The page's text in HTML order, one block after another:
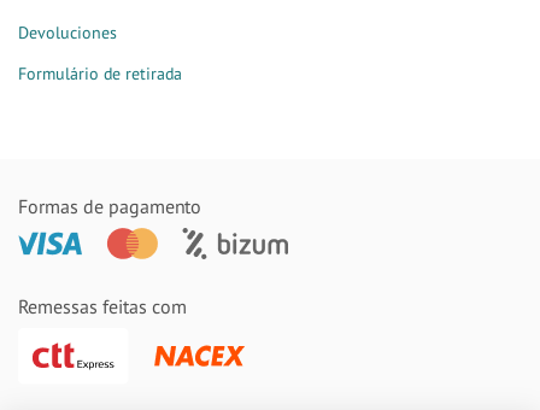
Devoluciones
Formulário de retirada
Formas de pagamento
Remessas feitas com